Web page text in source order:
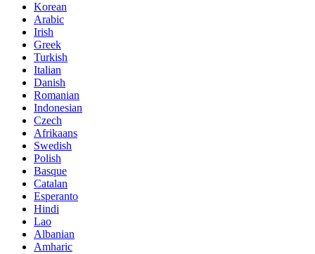
Korean
Arabic
Irish
Greek
Turkish
Italian
Danish
Romanian
Indonesian
Czech
Afrikaans
Swedish
Polish
Basque
Catalan
Esperanto
Hindi
Lao
Albanian
Amharic